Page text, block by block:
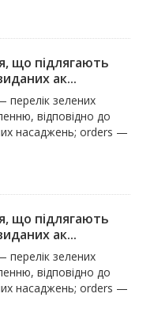
що підлягають
ак...
перелік зелених
відповідно до
насаджень; orders —
що підлягають
ак...
перелік зелених
відповідно до
насаджень; orders —